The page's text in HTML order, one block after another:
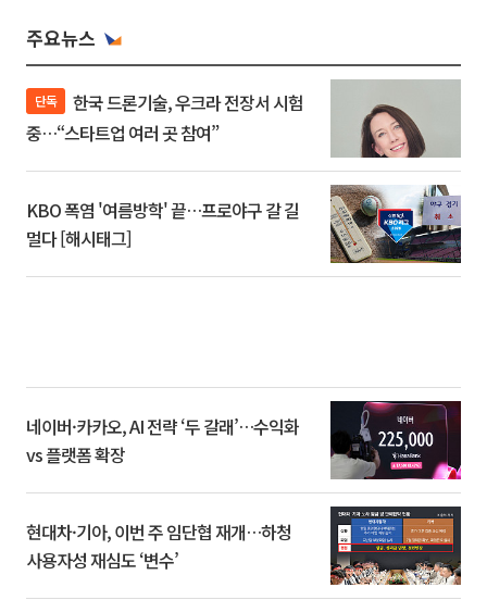
주요뉴스
단독
중…“스타트업 여러 곳 참여”
KBO 폭염 '여름방학' 끝…프로야구 갈 길
멀다 [해시태그]
네이버·카카오, AI 전략 ‘두 갈래’…수익화
vs 플랫폼 확장
현대차·기아, 이번 주 임단협 재개…하청
사용자성 재심도 ‘변수’